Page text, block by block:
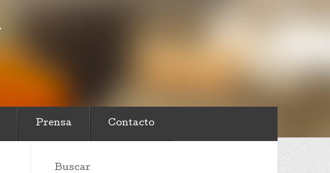
Prensa Contacto
Buscar